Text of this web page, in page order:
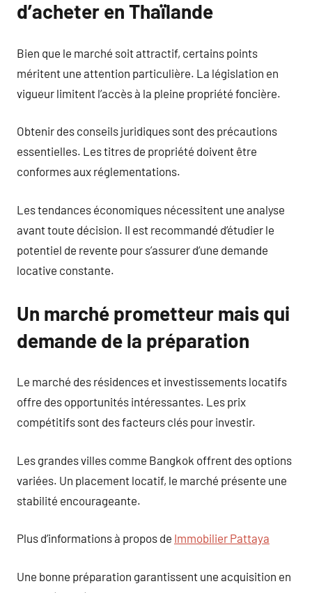
d’acheter en Thaïlande
Bien que le marché soit attractif, certains points
méritent une attention particulière. La législation en
vigueur limitent l’accès à la pleine propriété foncière.
Obtenir des conseils juridiques sont des précautions
essentielles. Les titres de propriété doivent être
conformes aux réglementations.
Les tendances économiques nécessitent une analyse
avant toute décision. Il est recommandé d’étudier le
potentiel de revente pour s’assurer d’une demande
locative constante.
Un marché prometteur mais qui
demande de la préparation
Le marché des résidences et investissements locatifs
offre des opportunités intéressantes. Les prix
compétitifs sont des facteurs clés pour investir.
Les grandes villes comme Bangkok offrent des options
variées. Un placement locatif, le marché présente une
stabilité encourageante.
Plus d’informations à propos de Immobilier Pattaya
Une bonne préparation garantissent une acquisition en